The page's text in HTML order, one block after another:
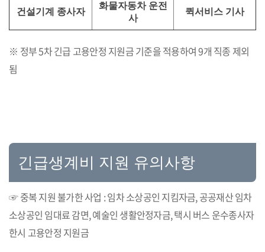
건설기계 종사자
화물자동차 운전
사
퀵서비스 기사
※ 정부 5차 긴급 고용안정 지원금 기준을 적용하여 9개 직종 제외
됨
긴급생계비 지원 유의사항
☞ 중복 지원 불가한 사업 : 임차 소상공인 지킴자금, 공공재산 임차
소상공인 임대료 감면, 예술인 생활안정자금, 택시 버스 운수종사자
한시 고용안정 지원금